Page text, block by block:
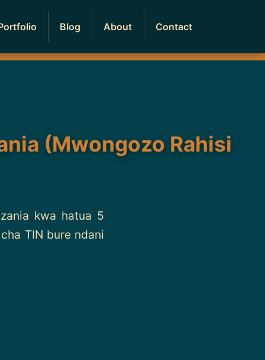
Blog About Contact
(Mwongozo Rahisi
kwa hatua 5
TIN bure ndani